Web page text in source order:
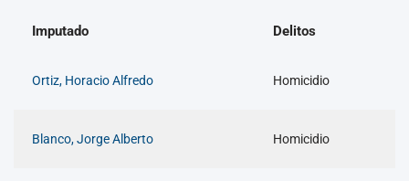
Imputado Delitos
Ortiz, Horacio Alfredo Homicidio
Blanco, Jorge Alberto Homicidio